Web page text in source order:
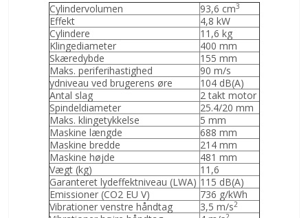
Cylindervolumen 93,6 cm3
Effekt
4,8 kW
Cylindere
11,6 kg
Klingediameter
400 mm
Skæredybde
155 mm
Maks. periferihastighed
90 m/s
ydniveau ved brugerens øre
104 dB(A)
Antal slag
2 takt motor
Spindeldiameter
25.4/20 mm
Maks. klingetykkelse
5 mm
Maskine længde
688 mm
Maskine bredde
214 mm
Maskine højde
481 mm
Vægt (kg)
11,6
Garanteret lydeffektniveau (LWA) 115 dB(A)
Emissioner (CO2 EU V)
736 g/kWh
Vibrationer venstre håndtag
3,5 m/s2